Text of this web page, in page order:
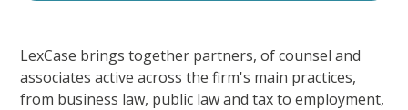
LexCase brings together partners, of counsel and
associates active across the firm's main practices,
from business law, public law and tax to employment,